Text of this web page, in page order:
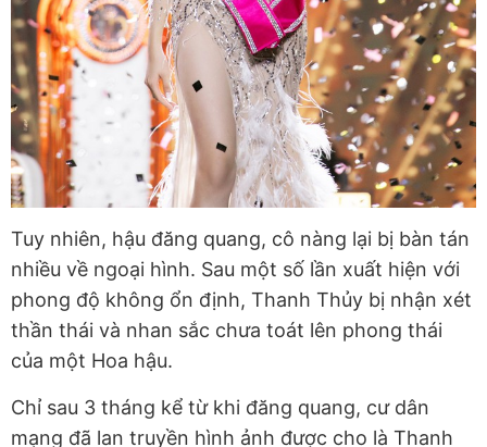
Tuy nhiên, hậu đăng quang, cô nàng lại bị bàn tán
nhiều về ngoại hình. Sau một số lần xuất hiện với
phong độ không ổn định, Thanh Thủy bị nhận xét
thần thái và nhan sắc chưa toát lên phong thái
của một Hoa hậu.
Chỉ sau 3 tháng kể từ khi đăng quang, cư dân
mạng đã lan truyền hình ảnh được cho là Thanh